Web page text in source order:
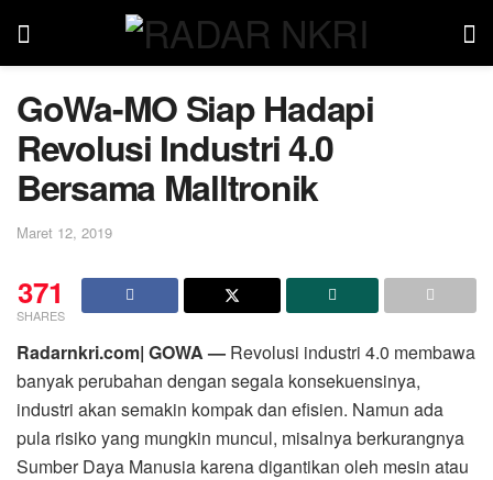
GoWa-MO Siap Hadapi
Revolusi Industri 4.0
Bersama Malltronik
Maret 12, 2019
371
SHARES
Radarnkri.com| GOWA — Revolusi industri 4.0 membawa
banyak perubahan dengan segala konsekuensinya,
industri akan semakin kompak dan efisien. Namun ada
pula risiko yang mungkin muncul, misalnya berkurangnya
Sumber Daya Manusia karena digantikan oleh mesin atau